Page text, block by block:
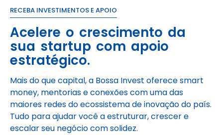
RECEBA INVESTIMENTOS E APOIO
Acelere o crescimento da
sua startup com apoio
estratégico.
Mais do que capital, a Bossa Invest oferece smart
money, mentorias e conexões com uma das
maiores redes do ecossistema de inovação do país.
Tudo para ajudar você a estruturar, crescer e
escalar seu negócio com solidez.